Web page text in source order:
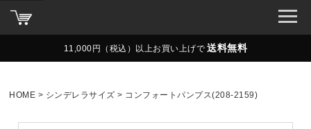
11,000円（税込）以上お買い上げで 送料無料
HOME シンデレラサイズ コンフォートパンプス(208-2159)